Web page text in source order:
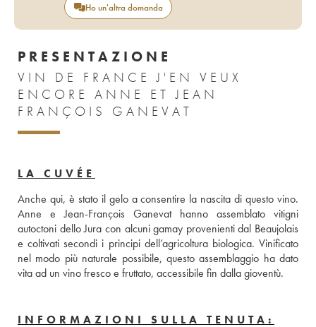
Ho un'altra domanda
PRESENTAZIONE
VIN DE FRANCE J'EN VEUX
ENCORE ANNE ET JEAN
FRANÇOIS GANEVAT
LA CUVÉE
Anche qui, è stato il gelo a consentire la nascita di questo vino.
Anne e Jean-François Ganevat hanno assemblato vitigni
autoctoni dello Jura con alcuni gamay provenienti dal Beaujolais
e coltivati secondi i principi dell’agricoltura biologica. Vinificato
nel modo più naturale possibile, questo assemblaggio ha dato
vita ad un vino fresco e fruttato, accessibile fin dalla gioventù.
INFORMAZIONI SULLA TENUTA: